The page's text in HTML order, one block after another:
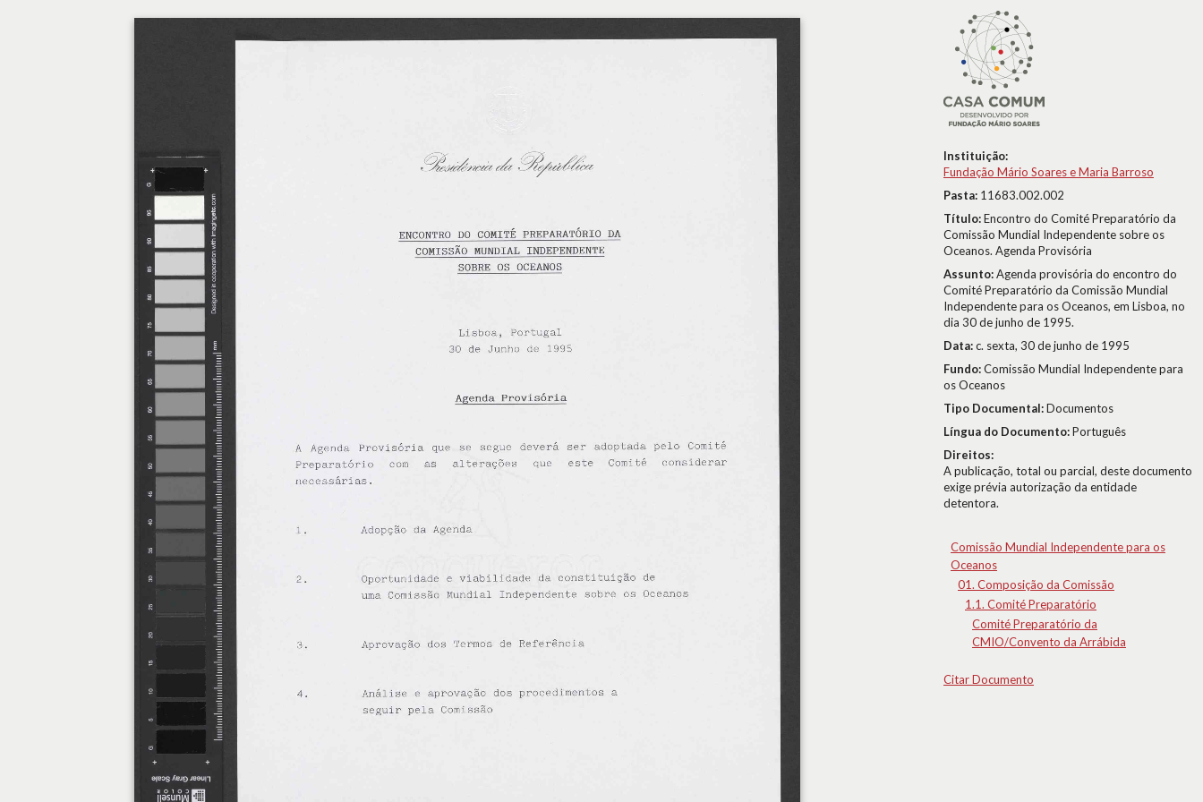
Instituição:
Fundação Mário Soares e Maria Barroso
Pasta: 11683.002.002
Título:Encontro do Comité Preparatório da
Comissão Mundial Independente sobre os
Oceanos. Agenda Provisória
Assunto:Agenda provisória do encontro do
Comité Preparatório da Comissão Mundial
Independente para os Oceanos, em Lisboa, no
dia 30 de junho de 1995.
Data:c. sexta, 30 de junho de 1995
Fundo:Comissão Mundial Independente para
os Oceanos
Tipo Documental:Documentos
Língua do Documento:Português
Direitos:
A publicação, total ou parcial, deste documento
exige prévia autorização da entidade
detentora.
Comissão Mundial Independente para os
Oceanos
01. Composição da Comissão
1.1. Comité Preparatório
Comité Preparatório da
CMIO/Convento da Arrábida
Citar Documento